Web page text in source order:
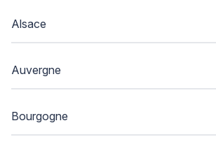
Alsace
Auvergne
Bourgogne